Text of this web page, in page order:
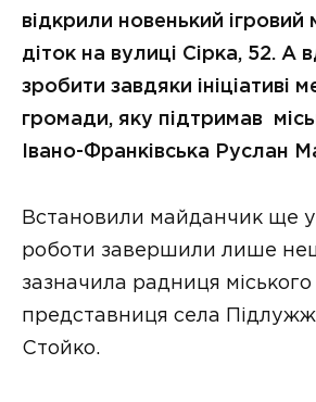
відкрили новенький
діток на вулиці Сірка, 52. А
зробити завдяки ініціативі
громади, яку підтримав
Івано-Франківська Руслан
Встановили майданчик ще у
роботи завершили лише
зазначила радниця міського
представниця села
Стойко.